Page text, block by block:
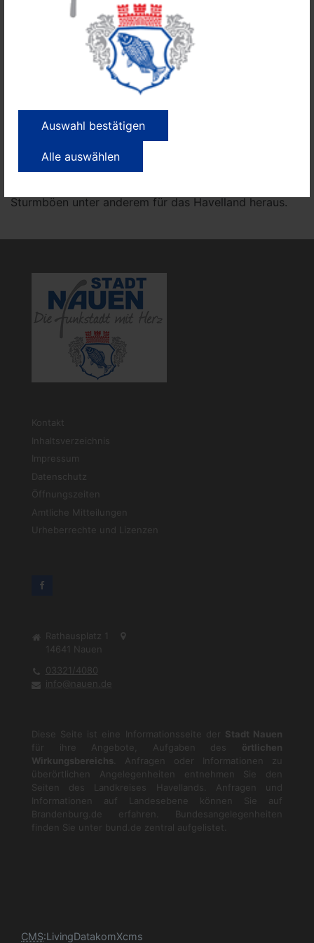
Auswahl bestätigen
Alle auswählen
wir keine Verletzten beklagen. Die groben
Aufräumarbeiten der Feuerwehr begannen ja bereits
gestern Nachmittag während der Sturmlage und
dauerten bis heute Vormittag an. Im großräumigen
Stadtgebiet Nauens ist aber die DLG immer noch
unterwegs, um die vielen kleineren Äste wegzuräumen
- so auch auf den Friedhöfen oder im Stadtpark. Mein
Dank geht daher wieder einmal an alle, die bei einer
solchen Gefahrenlage zum Räumen raus müssen."
Der Deutsche Wetterdienst (DWD) gab am Montag um
Sturmböen unter anderem für das Havelland heraus.
Kontakt
Inhaltsverzeichnis
Impressum
Datenschutz
Öffnungszeiten
Amtliche Mitteilungen
Urheberrechte und Lizenzen
Rathausplatz 1
14641
Nauen
03321/4080
info@nauen.de
Diese Seite ist eine Informationsseite der Stadt Nauen
für ihre Angebote, Aufgaben des örtlichen
Wirkungsbereichs . Anfragen oder Informationen zu
überörtlichen Angelegenheiten entnehmen Sie den
Seiten des Landkreises Havellands. Anfragen und
Informationen auf Landesebene können Sie auf
Brandenburg.de
erfahren. Bundesangelegenheiten
finden Sie unter
bund.de zentral aufgelistet.
CMS:LivingDatakomXcms